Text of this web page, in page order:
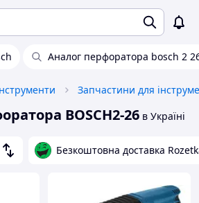
Аналог перфоратора bosch 2
Запчастини для
BOSCH2-26 в Україні
Безкоштовна доставка